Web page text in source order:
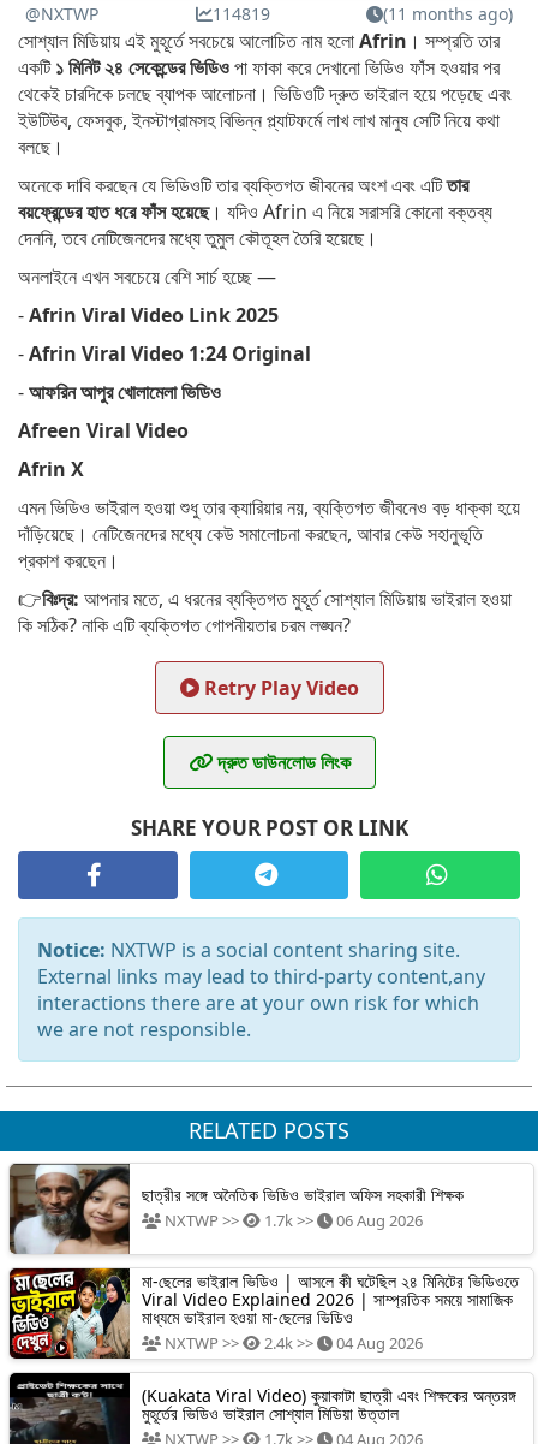
@NXTWP 114819 (11 months ago)
সোশ্যাল মিডিয়ায় এই মুহূর্তে সবচেয়ে আলোচিত নাম হলোAfrin । সম্প্রতি তার
একটি১ মিনিট ২৪ সেকেন্ডের ভিডিওপা ফাকা করে দেখানো ভিডিও ফাঁস হওয়ার পর
থেকেই চারদিকে চলছে ব্যাপক আলোচনা। ভিডিওটি দ্রুত ভাইরাল হয়ে পড়েছে এবং
ইউটিউব, ফেসবুক, ইনস্টাগ্রামসহ বিভিন্ন প্ল্যাটফর্মে লাখ লাখ মানুষ সেটি নিয়ে কথা
বলছে।
অনেকে দাবি করছেন যে ভিডিওটি তার ব্যক্তিগত জীবনের অংশ এবং এটিতার
বয়ফ্রেন্ডের হাত ধরে ফাঁস হয়েছে। যদিও Afrin এ নিয়ে সরাসরি কোনো বক্তব্য
দেননি, তবে নেটিজেনদের মধ্যে তুমুল কৌতূহল তৈরি হয়েছে।
অনলাইনে এখন সবচেয়ে বেশি সার্চ হচ্ছে —
-Afrin Viral Video Link 2025
-Afrin Viral Video 1:24 Original
-আফরিন আপুর খোলামেলা ভিডিও
Afreen Viral Video
Afrin X
এমন ভিডিও ভাইরাল হওয়া শুধু তার ক্যারিয়ার নয়, ব্যক্তিগত জীবনেও বড় ধাক্কা হয়ে
দাঁড়িয়েছে। নেটিজেনদের মধ্যে কেউ সমালোচনা করছেন, আবার কেউ সহানুভূতি
প্রকাশ করছেন।
👉বিঃদ্র: আপনার মতে, এ ধরনের ব্যক্তিগত মুহূর্ত সোশ্যাল মিডিয়ায় ভাইরাল হওয়া
কি সঠিক? নাকি এটি ব্যক্তিগত গোপনীয়তার চরম লঙ্ঘন?
Retry Play Video
দ্রুত ডাউনলোড লিংক
SHARE YOUR POST OR LINK
Notice: NXTWP is a social content sharing site.
External links may lead to third-party content,any
interactions there are at your own risk for which
we are not responsible.
RELATED POSTS
ছাত্রীর সঙ্গে অনৈতিক ভিডিও ভাইরাল অফিস সহকারী শিক্ষক
NXTWP >> 1.7k >> 06 Aug 2026
মা-ছেলের ভাইরাল ভিডিও | আসলে কী ঘটেছিল ২৪ মিনিটের ভিডিওতে
Viral Video Explained 2026 | সাম্প্রতিক সময়ে সামাজিক
মাধ্যমে ভাইরাল হওয়া মা-ছেলের ভিডিও
NXTWP >> 2.4k >> 04 Aug 2026
(Kuakata Viral Video) কুয়াকাটা ছাত্রী এবং শিক্ষকের অন্তরঙ্গ
মুহূর্তের ভিডিও ভাইরাল সোশ্যাল মিডিয়া উত্তাল
NXTWP >> 1.7k >> 04 Aug 2026